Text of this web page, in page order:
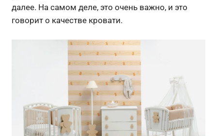
далее. На самом деле, это очень важно, и это
говорит о качестве кровати.